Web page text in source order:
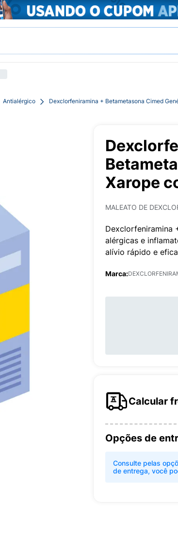
Antialérgico Dexclorfeniramina + Betametasona Cimed
Xarope
MALEATO DE
Dexclorfeniramina
alérgicas e
alívio rápido e
Marca:
Calcular
Opções de
Consulte pelas
de entrega, você